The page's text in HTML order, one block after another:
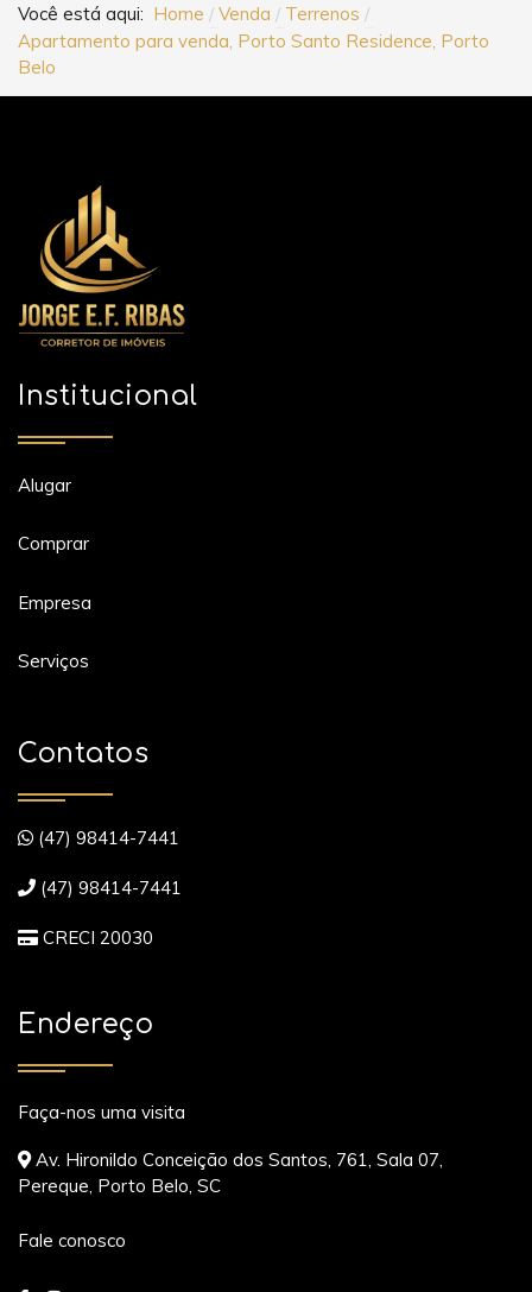
Você está aqui: Home Venda
Terrenos
Apartamento para venda, Porto Santo Residence, Porto
Belo
Institucional
Alugar
Comprar
Empresa
Serviços
Contatos
(47) 98414-7441
(47) 98414-7441
CRECI 20030
Endereço
Faça-nos uma visita
Av. Hironildo Conceição dos Santos, 761, Sala 07,
Pereque, Porto Belo, SC
Fale conosco